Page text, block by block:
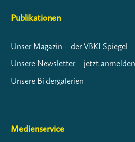
Publikationen
Unser Magazin – der VBKI Spiegel
Unsere Newsletter – jetzt anmelden
Unsere Bildergalerien
Medienservice